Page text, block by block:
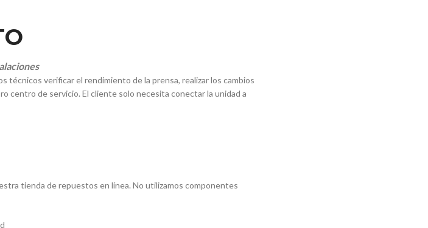
verificar el rendimiento de la prensa, realizar los cambios
centro de servicio. El cliente solo necesita conectar la unidad a
tienda de repuestos en línea. No utilizamos componentes